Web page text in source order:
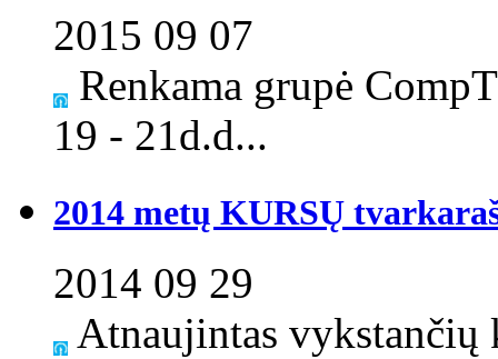
2015 09 07
Renkama grupė
19 - 21d.d...
2014 metų KURSŲ
2014 09 29
Atnaujintas vykstančių